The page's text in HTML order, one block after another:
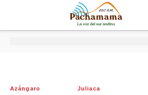
Azángaro Juliaca